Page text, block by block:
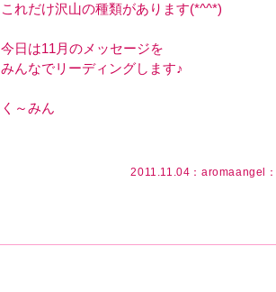
これだけ沢山の種類があります(*^^*)
今日は11月のメッセージを
みんなでリーディングします♪
く～みん
2011.11.04： aromaangel